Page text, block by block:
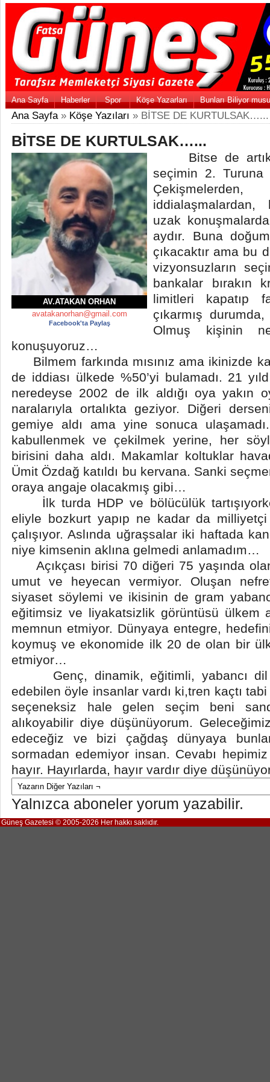
Ana Sayfa Haberler Spor Köşe Yazarları Bunları Biliyor
Ana Sayfa» Köşe Yazıları » BİTSE DE KURTULSAK…...
BİTSE DE KURTULSAK…...
AV.ATAKAN ORHAN
avatakanorhan@gmail.com
Facebook'ta Paylaş
Bitse de artık
seçimin 2. Turuna
iddialaşmalardan,
uzak
aydır. Buna
çıkacaktır ama bu
vizyonsuzların
bankalar bırakın
limitleri kapatıp
çıkarmış
Olmuş kişinin
konuşuyoruz…
Bilmem farkında mısınız ama ikinizde
de iddiası ülkede %50’yi bulamadı. 21
neredeyse 2002 de ilk aldığı oya yakın
naralarıyla ortalıkta geziyor. Diğeri
gemiye aldı ama yine sonuca
kabullenmek ve çekilmek yerine, her
birisini daha aldı. Makamlar koltuklar
Ümit Özdağ katıldı bu kervana. Sanki
oraya angaje olacakmış gibi…
İlk turda HDP ve bölücülük
eliyle bozkurt yapıp ne kadar da
çalışıyor. Aslında uğraşsalar iki haftada
niye kimsenin aklına gelmedi anlamadım…
Açıkçası birisi 70 diğeri 75 yaşında
umut ve heyecan vermiyor. Oluşan
siyaset söylemi ve ikisinin de gram
eğitimsiz ve liyakatsizlik görüntüsü ülkem
memnun etmiyor. Dünyaya entegre,
koymuş ve ekonomide ilk 20 de olan bir
etmiyor…
Genç, dinamik, eğitimli, yabancı dil
edebilen öyle insanlar vardı ki,tren kaçtı
seçeneksiz hale gelen seçim beni
alıkoyabilir diye düşünüyorum.
edeceğiz ve bizi çağdaş dünyaya
sormadan edemiyor insan. Cevabı
hayır. Hayırlarda, hayır vardır diye
Yalnızca aboneler yorum yazabilir.
Güneş Gazetesi © 2005-2026 Her hakkı saklıdır.